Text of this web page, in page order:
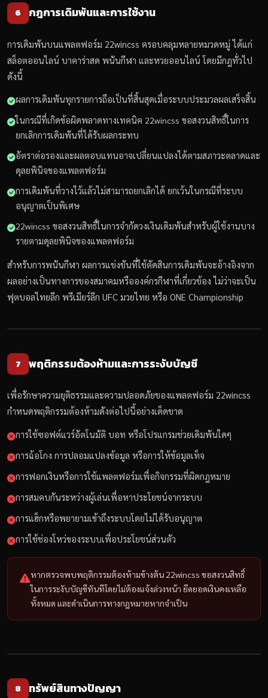
6 กฎการเดิมพันและการใช้งาน
การเดิมพันบนแพลตฟอร์ม 22wincss ครอบคลุมหลายหมวดหมู่ ได้แก่
สล็อตออนไลน์ บาคาร่าสด พนันกีฬา และหวยออนไลน์ โดยมีกฎทั่วไป
ดังนี้
ผลการเดิมพันทุกรายการถือเป็นที่สิ้นสุดเมื่อระบบประมวลผลเสร็จสิ้น
ในกรณีที่เกิดข้อผิดพลาดทางเทคนิค 22wincss ขอสงวนสิทธิ์ในการ
ยกเลิกการเดิมพันที่ได้รับผลกระทบ
อัตราต่อรองและผลตอบแทนอาจเปลี่ยนแปลงได้ตามสภาวะตลาดและ
ดุลยพินิจของแพลตฟอร์ม
การเดิมพันที่วางไว้แล้วไม่สามารถยกเลิกได้ ยกเว้นในกรณีที่ระบบ
อนุญาตเป็นพิเศษ
22wincss ขอสงวนสิทธิ์ในการจำกัดวงเงินเดิมพันสำหรับผู้ใช้งานบาง
รายตามดุลยพินิจของแพลตฟอร์ม
สำหรับการพนันกีฬา ผลการแข่งขันที่ใช้ตัดสินการเดิมพันจะอ้างอิงจาก
ผลอย่างเป็นทางการของสมาคมหรือองค์กรกีฬาที่เกี่ยวข้อง ไม่ว่าจะเป็น
ฟุตบอลไทยลีก พรีเมียร์ลีก UFC มวยไทย หรือ ONE Championship
7 พฤติกรรมต้องห้ามและการระงับบัญชี
เพื่อรักษาความยุติธรรมและความปลอดภัยของแพลตฟอร์ม 22wincss
กำหนดพฤติกรรมต้องห้ามดังต่อไปนี้อย่างเด็ดขาด
การใช้ซอฟต์แวร์อัตโนมัติ บอท หรือโปรแกรมช่วยเดิมพันใดๆ
การฉ้อโกง การปลอมแปลงข้อมูล หรือการให้ข้อมูลเท็จ
การฟอกเงินหรือการใช้แพลตฟอร์มเพื่อกิจกรรมที่ผิดกฎหมาย
การสมคบกันระหว่างผู้เล่นเพื่อหาประโยชน์จากระบบ
การแฮ็กหรือพยายามเข้าถึงระบบโดยไม่ได้รับอนุญาต
การใช้ช่องโหว่ของระบบเพื่อประโยชน์ส่วนตัว
หากตรวจพบพฤติกรรมต้องห้ามข้างต้น 22wincss ขอสงวนสิทธิ์
ในการระงับบัญชีทันทีโดยไม่ต้องแจ้งล่วงหน้า ยึดยอดเงินคงเหลือ
ทั้งหมด และดำเนินการทางกฎหมายหากจำเป็น
8 ทรัพย์สินทางปัญญา